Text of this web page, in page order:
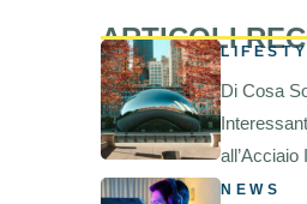
ARTICOLI
Di Cosa
all’Acciaio
NEWS